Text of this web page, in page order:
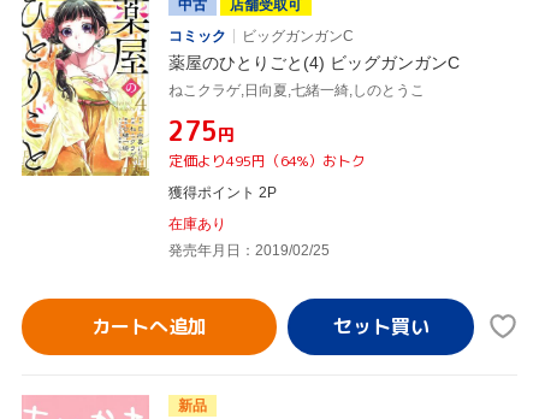
中古
店舗受取可
コミック
ビッグガンガンC
薬屋のひとりごと(4) ビッグガンガンC
ねこクラゲ,日向夏,七緒一綺,しのとうこ
¥275円
定価より495円（64%）おトク
獲得ポイント 2P
在庫あり
発売年月日：2019/02/25
カートへ追加
新品